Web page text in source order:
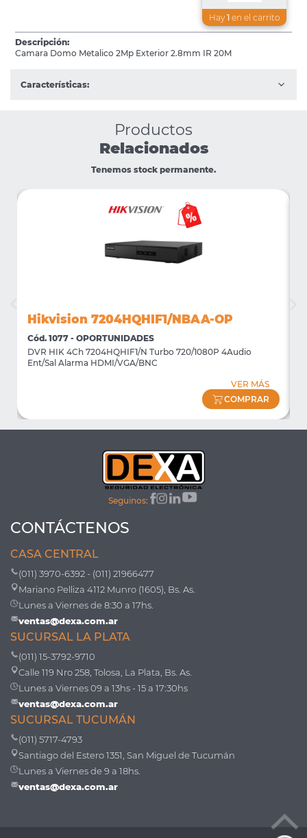
Hay 1 en el carrito
Descripción:
Camara Domo Metalico 2Mp Exterior 2.8mm IR 20M
Características:
Productos
Relacionados
Tenemos stock permanente.
Hikvision 7204HQHIF1/NBAA-OP
Cód. 1077 - OPORTUNIDADES
DVR HIK 4Ch 7204HQHIF1/N Turbo 720/1080P 4Audio
Ent/Sal Alarma HDMI/VGA/BNC
VER MÁS
COMPRAR
Seguinos:
CONTÁCTENOS
CASA CENTRAL
(011) 3970-6392 - (011) 21966477
Mariano Pelliza 4112 Munro (1605), Bs. As.
Lunes a Viernes de 8:30 a 17hs.
ventas@dexa.com.ar
SUCURSAL LA PLATA
(011) 15-3792-9710
Calle 119 Nro 258, Tolosa, La Plata, Bs. As.
Lunes a Viernes 09 a 13hs - 15 a 17:30hs
ventas@dexa.com.ar
SUCURSAL TUCUMÁN
(011) 5717-4793
Santiago del Estero 1351, San Miguel de Tucumán
Lunes a Viernes de 9 a 18hs.
ventas@dexa.com.ar